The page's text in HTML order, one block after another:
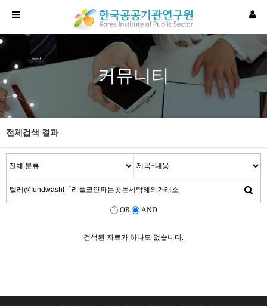
커뮤니티
전체검색 결과
OR AND
검색된 자료가 하나도 없습니다.